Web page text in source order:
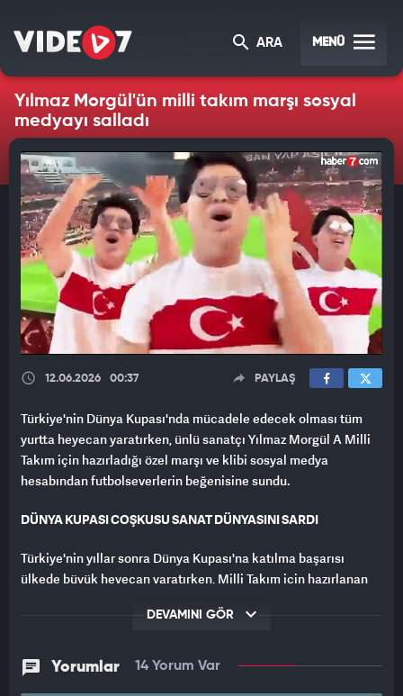
ARA MENÜ
Yılmaz Morgül'ün milli takım marşı sosyal
medyayı salladı
12.06.2026 00:37 PAYLAŞ
Türkiye'nin Dünya Kupası'nda mücadele edecek olması tüm
yurtta heyecan yaratırken, ünlü sanatçı Yılmaz Morgül A Milli
Takım için hazırladığı özel marşı ve klibi sosyal medya
hesabından futbolseverlerin beğenisine sundu.
DÜNYA KUPASI COŞKUSU SANAT DÜNYASINI SARDI
Türkiye'nin yıllar sonra Dünya Kupası'na katılma başarısı
ülkede büyük heyecan yaratırken, Milli Takım için hazırlanan
marş ve klibi sosyal medya hesabından paylaştı. Türkiye'nin
spor camiasında olduğu kadar sanat dünyasında da heyecan
yarattı.
DEVAMINI GÖR
Yorumlar 14 Yorum Var